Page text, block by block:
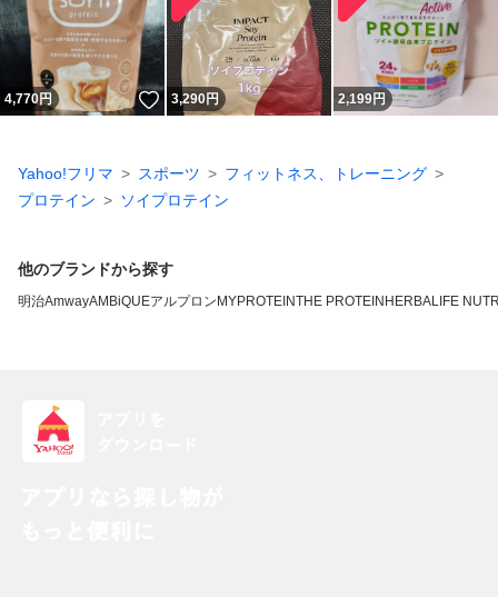
4,770円 いいね！
3,290円 2,199円
Yahoo!フリマ スポーツ
フィットネス、トレーニング
プロテイン
ソイプロテイン
他のブランドから探す
明治AmwayAMBiQUEアルプロン MYPROTEINTHE PROTEIN HERBALIFE